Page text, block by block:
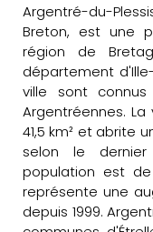
Argentré-du-
Breton, est une
région de
département
ville sont
Argentréennes.
41,5 km² et abrite
selon le
population est
représente une
depuis 1999.